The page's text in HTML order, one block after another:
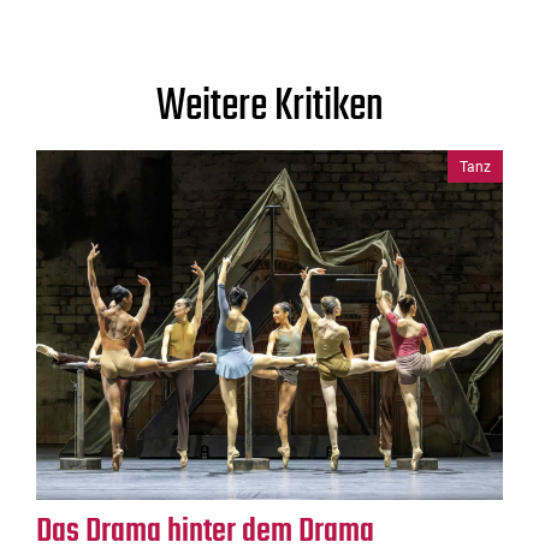
Weitere Kritiken
Tanz
Das Drama hinter dem Drama